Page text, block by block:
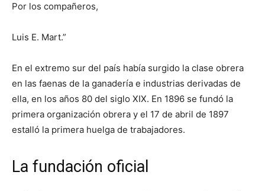
Por los compañeros,
Luis E. Mart.”
En el extremo sur del país había surgido la clase obrera
en las faenas de la ganadería e industrias derivadas de
ella, en los años 80 del siglo XIX. En 1896 se fundó la
primera organización obrera y el 17 de abril de 1897
estalló la primera huelga de trabajadores.
La fundación oficial